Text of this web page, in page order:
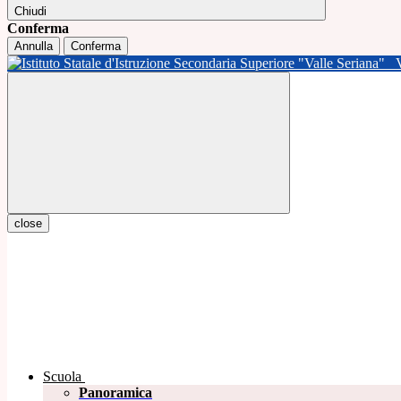
Chiudi
Conferma
Annulla Conferma
close
Scuola
Panoramica